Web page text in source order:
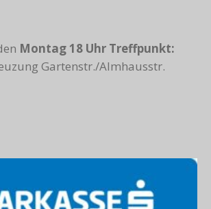
Montag 18 Uhr Treffpunkt:
Gartenstr./Almhausstr.